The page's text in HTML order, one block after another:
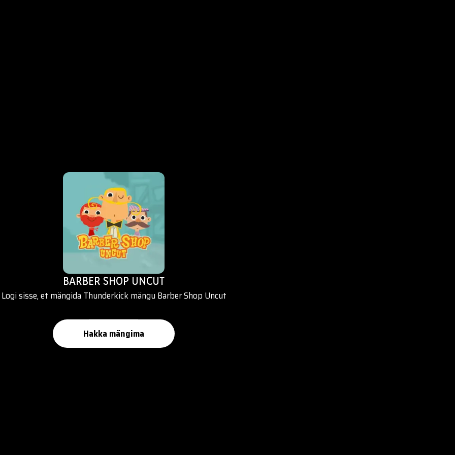
BARBER SHOP UNCUT
Logi sisse, et mängida Thunderkick mängu Barber Shop Uncut
Hakka mängima